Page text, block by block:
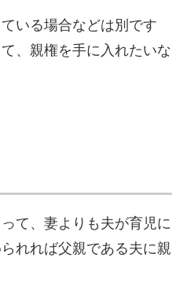
いる場合などは別です
、親権を手に入れたいな
て、妻よりも夫が育児に
れれば父親である夫に親